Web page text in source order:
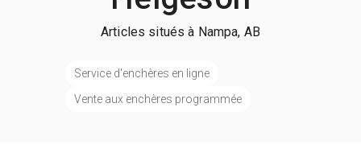
Articles situés à Nampa, AB
Service d'enchères en ligne
Vente aux enchères programmée